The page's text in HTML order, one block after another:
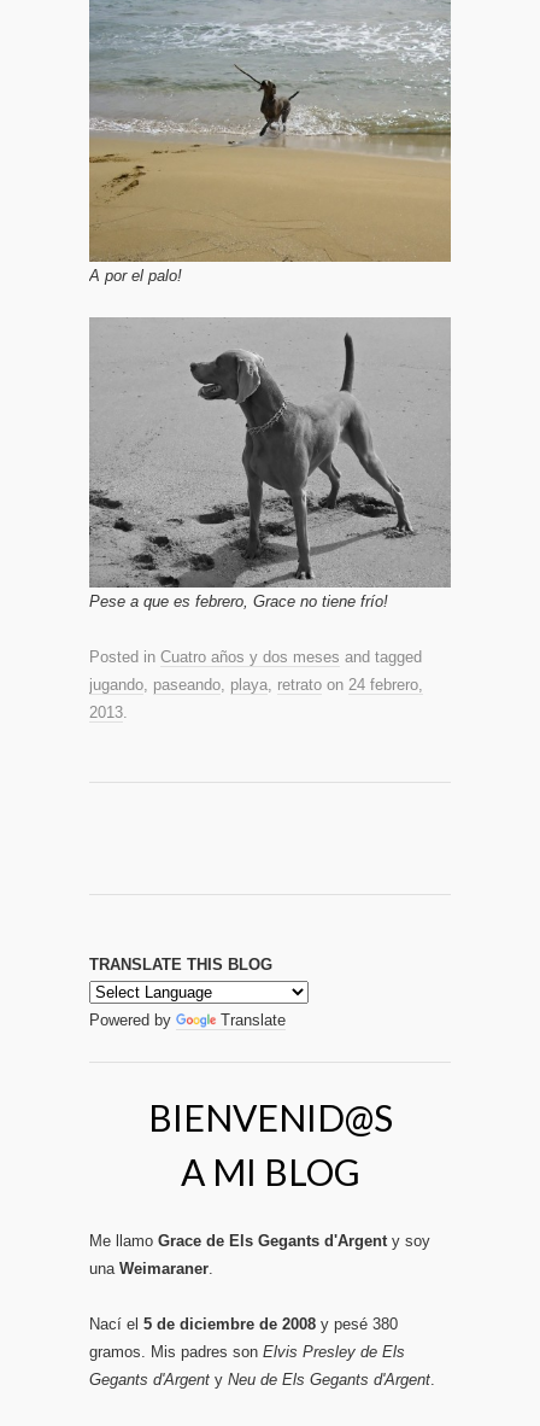
A por el palo!
Pese a que es febrero, Grace no tiene frío!
Posted in Cuatro años y dos meses and tagged
jugando, paseando, playa, retrato on 24 febrero,
2013.
TRANSLATE THIS BLOG
Powered by Translate
BIENVENID@S
A MI BLOG
Me llamo Grace de Els Gegants d'Argenty soy
una Weimaraner.
Nací el 5 de diciembre de 2008 y pesé 380
gramos. Mis padres son Elvis Presley de Els
Gegants d'Argent y Neu de Els Gegants d'Argent.